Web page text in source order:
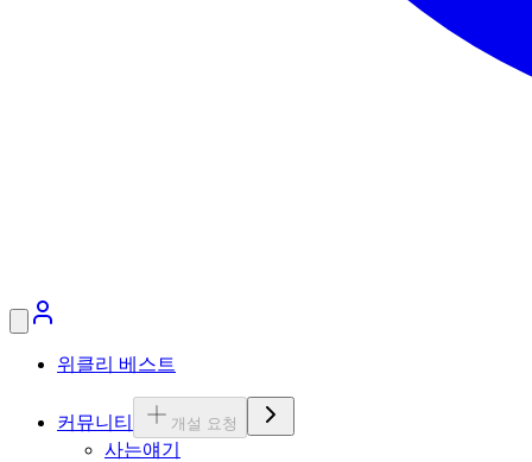
위클리 베스트
커뮤니티 개설 요청
사는얘기